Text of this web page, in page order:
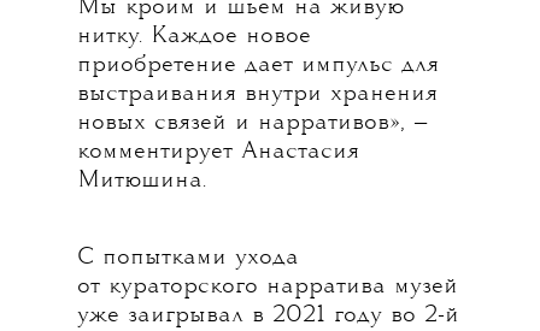
Мы кроим и шьем на живую
нитку. Каждое новое
приобретение дает импульс для
выстраивания внутри хранения
новых связей и нарративов», —
комментирует Анастасия
Митюшина.
С попытками ухода
от кураторского нарратива музей
уже заигрывал в 2021 году во 2-й